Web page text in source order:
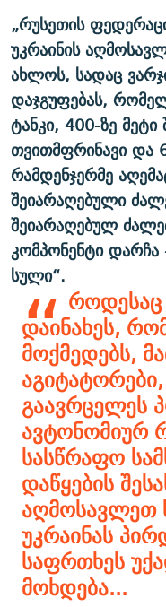
„რუსეთის
უკრაინის
ახლოს, სადაც
დაჯგუფებას,
ტანკი, 400-ზე
თვითმფრინავი და
რამდენჯერმე
შეიარაღებული
შეიარაღებულ
კომპონენტი
სული“.
როდესაც
დაინახეს,
მოქმედებს,
გაავრცელეს
ავტონომიურ
სასწრაფო
დაწყების
აღმოსავლეთ
უკრაინას
საფრთხეს
მოხდება...